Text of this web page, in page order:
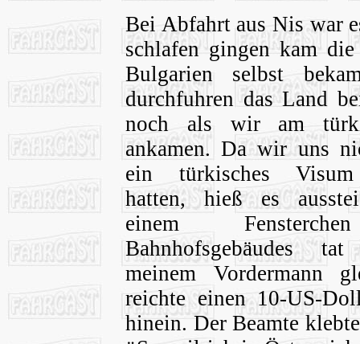
Bei Abfahrt aus Nis war
schlafen gingen kam
Bulgarien selbst
durchfuhren das Land
noch als wir am
ankamen.Da wir uns
ein türkisches
hatten, hieß es
einem
Bahnhofsgebäudes
meinem Vordermann
reichte einen 10-US-
hinein. Der Beamte